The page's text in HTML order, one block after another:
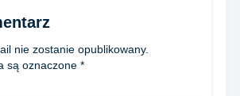
nie zostanie opublikowany.
są oznaczone *